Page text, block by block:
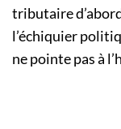
tributaire
l’échiquier
ne pointe pas à